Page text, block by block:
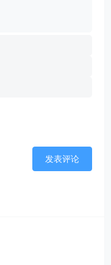
发表评论